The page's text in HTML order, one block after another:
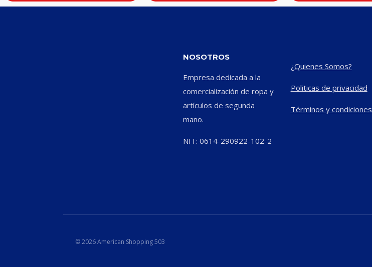
NOSOTROS
Empresa dedicada a la
comercialización de ropa y
artículos de segunda
mano.
NIT: 0614-290922-102-2
¿Quienes Somos?
Politicas de privacidad
Términos y condiciones
© 2026 American Shopping 503